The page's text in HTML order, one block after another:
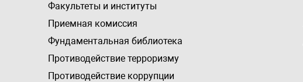
Факультеты и институты
Приемная комиссия
Фундаментальная библиотека
Противодействие терроризму
Противодействие коррупции